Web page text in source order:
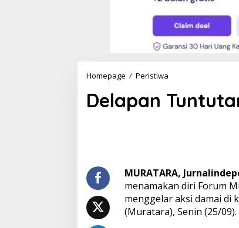
Homepage / Peristiwa
l
a
n
u
t
a
Delapan
MURATARA,
menamakan diri Forum
menggelar aksi damai di
(Muratara), Senin (25/09).